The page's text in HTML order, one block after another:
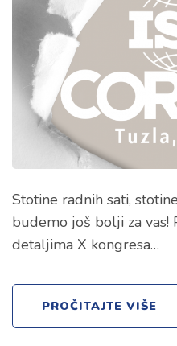
Stotine radnih sati,
budemo još bolji za vas!
detaljima X kongresa…
PROČITAJTE VIŠE